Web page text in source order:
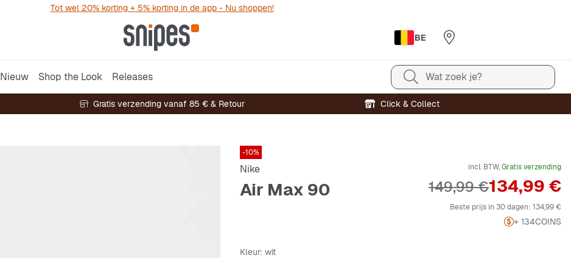
Tot wel 20% korting + 5% korting in de app - Nu shoppen!
BE
Nieuw Shop the Look Releases Wat zoek je?
Gratis verzending vanaf 85 € & Retour Click & Collect
-10%
Nike
Air Max 90
incl. BTW,Gratis verzending
Prijs
134,99 €
Originele Prijs
149,99 €
Beste prijs in 30 dagen: 134,99 €
+ 134COINS
Kleur: wit